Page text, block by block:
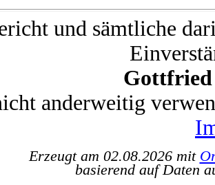
und sämtliche
Gottfried
anderweitig
Erzeugt am 02.08.2026 mit
basierend auf Daten